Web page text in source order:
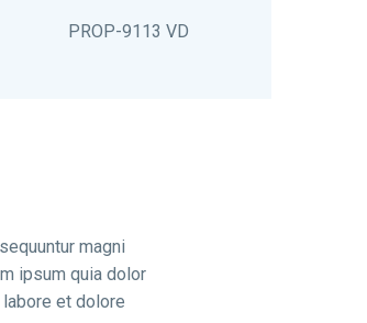
PROP-9113 VD
magni
ipsum quia dolor
et dolore